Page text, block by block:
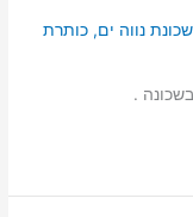
נווה ים,כותרת
.